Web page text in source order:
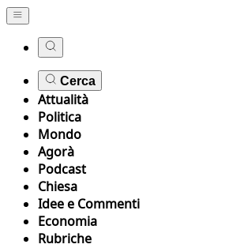
Cerca
Attualità
Politica
Mondo
Agorà
Podcast
Chiesa
Idee e Commenti
Economia
Rubriche